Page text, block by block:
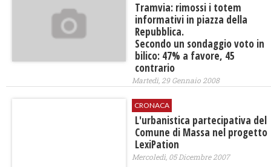
Tramvia: rimossi i totem
informativi in piazza della
Repubblica.
Secondo un sondaggio voto in
bilico: 47% a favore, 45
contrario
Martedì, 29 Gennaio 2008
CRONACA
L'urbanistica partecipativa del
Comune di Massa nel progetto
LexiPation
Mercoledì, 05 Dicembre 2007